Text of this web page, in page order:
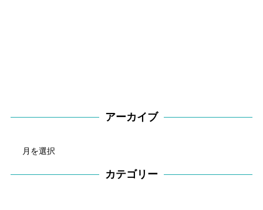
アーカイブ
カ
カテゴリー